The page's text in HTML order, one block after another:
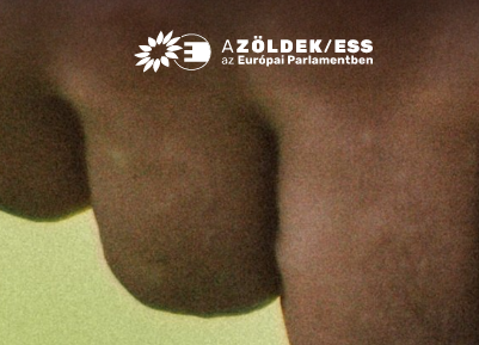
Greens/EFA Home